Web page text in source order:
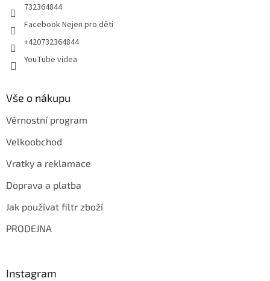
732364844
Facebook Nejen pro děti
+420732364844
YouTube videa
Vše o nákupu
Věrnostní program
Velkoobchod
Vratky a reklamace
Doprava a platba
Jak používat filtr zboží
PRODEJNA
Instagram